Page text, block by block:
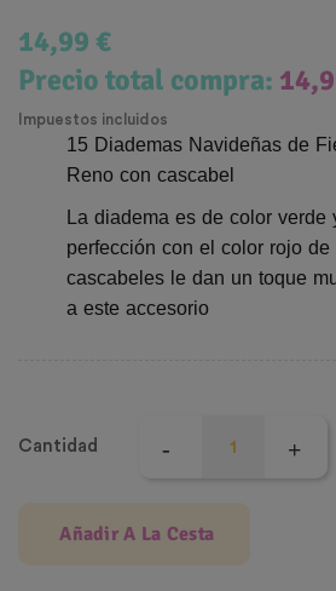
14,99 €
Precio total compra:
Impuestos incluidos
15 Diademas Navideñas de
Reno con cascabel
La diadema es de color verde
perfección con el color rojo
cascabeles le dan un toque
a este accesorio
Cantidad
Añadir A La Cesta